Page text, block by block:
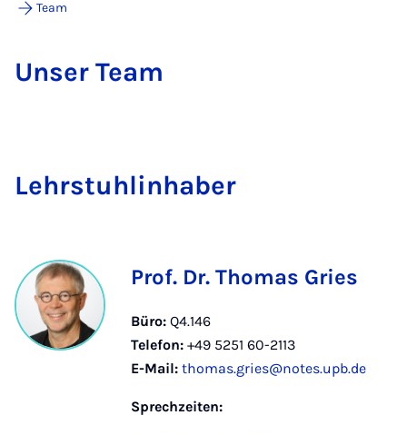
Team
Un­ser Team
Lehr­stuhl­in­ha­ber
Prof. Dr. Thomas Gries
Büro: Q4.146
Telefon: +49 5251 60-2113
E-Mail: thomas.gries@notes.upb.de
Sprechzeiten: